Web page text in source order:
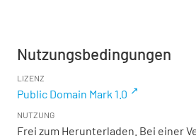
Nutzungsbedingungen
LIZENZ
Public Domain Mark 1.0
NUTZUNG
Frei zum Herunterladen. Bei einer